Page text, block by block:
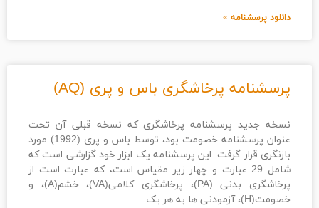
دانلود پرسشنامه »
پرسشنامه پرخاشگری باس و پری (AQ)
نسخه جدید پرسشنامه پرخاشگری که نسخه قبلی آن تحت
عنوان پرسشنامه خصومت بود، توسط باس و پری (1992) مورد
بازنگری قرار گرفت. این پرسشنامه یک ابزار خود گزارشی است که
شامل 29 عبارت و چهار زیر مقیاس است، که عبارت است از
پرخاشگری بدنی (PA)، پرخاشگری کلامی(VA)، خشم(A)، و
خصومت(H)، آزمودنی ها به هر یک